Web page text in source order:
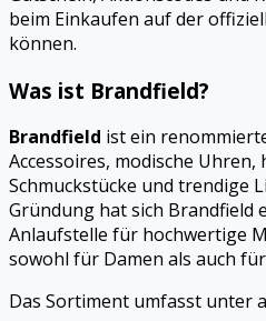
beim Einkaufen auf der
können.
Was ist Brandfield?
Brandfield ist ein
Accessoires, modische Uhren,
Schmuckstücke und trendige
Gründung hat sich Brandfield
Anlaufstelle für hochwertige
sowohl für Damen als auch
Das Sortiment umfasst unter